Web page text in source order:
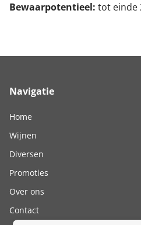
Bewaarpotentieel: tot einde
Navigatie
Home
Wijnen
Diversen
Promoties
Over ons
Contact